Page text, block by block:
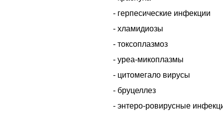
- герпесические инфекции
- хламидиозы
- токсоплазмоз
- уреа-микоплазмы
- цитомегало вирусы
- бруцеллез
- энтеро-ровирусные